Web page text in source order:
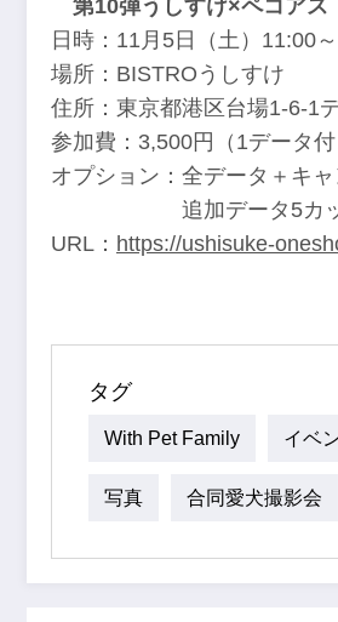
第10弾うしすけ×ペコアス
日時：11月5日（土）11:00
場所：BISTROうしすけ
住所：東京都港区台場1-6-1
参加費：3,500円（1データ付
オプション：全データ＋キ
追加データ5カット
URL： https://ushisuke-
タグ
With Pet Family イベ
写真 合同愛犬撮影会